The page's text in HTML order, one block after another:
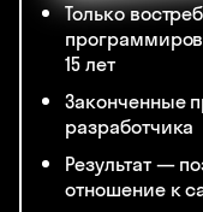
Только
15 лет
Законченные
разработчика
Результат —
отношение к